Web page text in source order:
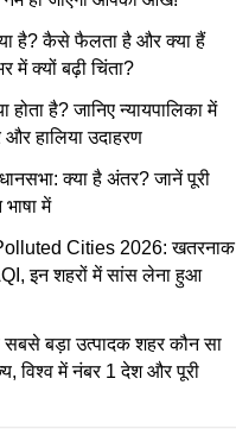
है? कैसे फैलता है और क्या हैं
में क्यों बढ़ी चिंता?
होता है? जानिए न्यायपालिका में
और हालिया उदाहरण
क्या है अंतर? जानें पूरी
में
Cities 2026: खतरनाक
इन शहरों में सांस लेना हुआ
सबसे बड़ा उत्पादक शहर कौन सा
विश्व में नंबर 1 देश और पूरी